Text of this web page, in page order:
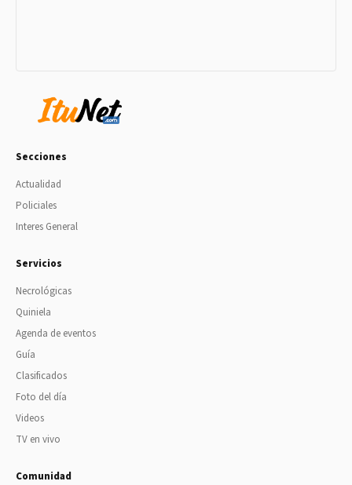
Secciones
Actualidad
Policiales
Interes General
Servicios
Necrológicas
Quiniela
Agenda de eventos
Guía
Clasificados
Foto del día
Videos
TV en vivo
Comunidad